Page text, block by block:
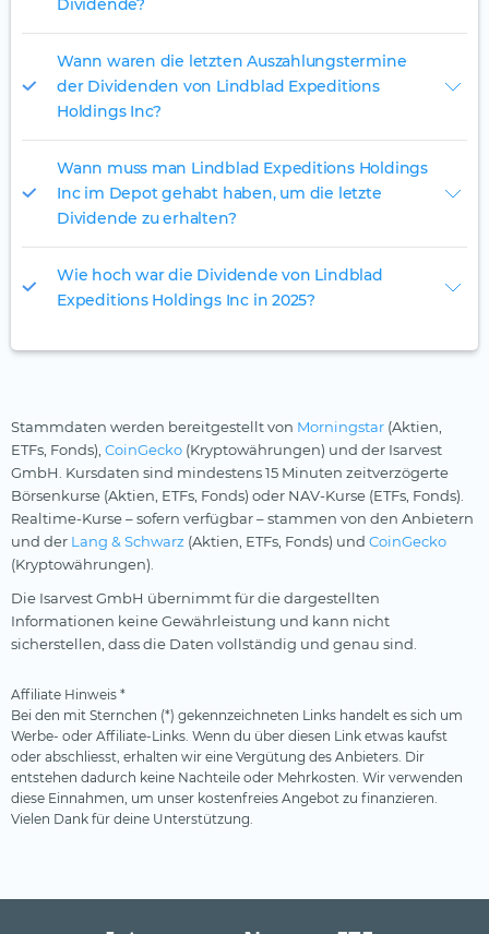
Dividende?
Wann waren die letzten Auszahlungstermine
der Dividenden von Lindblad Expeditions
Holdings Inc?
Wann muss man Lindblad Expeditions Holdings
Inc im Depot gehabt haben, um die letzte
Dividende zu erhalten?
Wie hoch war die Dividende von Lindblad
Expeditions Holdings Inc in 2025?
Stammdaten werden bereitgestellt von Morningstar (Aktien,
ETFs, Fonds), CoinGecko (Kryptowährungen) und der Isarvest
GmbH. Kursdaten sind mindestens 15 Minuten zeitverzögerte
Börsenkurse (Aktien, ETFs, Fonds) oder NAV-Kurse (ETFs, Fonds).
Realtime-Kurse – sofern verfügbar – stammen von den Anbietern
und der Lang & Schwarz (Aktien, ETFs, Fonds) und CoinGecko
(Kryptowährungen).
Die Isarvest GmbH übernimmt für die dargestellten
Informationen keine Gewährleistung und kann nicht
sicherstellen, dass die Daten vollständig und genau sind.
Affiliate Hinweis *
Bei den mit Sternchen (*) gekennzeichneten Links handelt es sich um
Werbe- oder Affiliate-Links. Wenn du über diesen Link etwas kaufst
oder abschliesst, erhalten wir eine Vergütung des Anbieters. Dir
entstehen dadurch keine Nachteile oder Mehrkosten. Wir verwenden
diese Einnahmen, um unser kostenfreies Angebot zu finanzieren.
Vielen Dank für deine Unterstützung.